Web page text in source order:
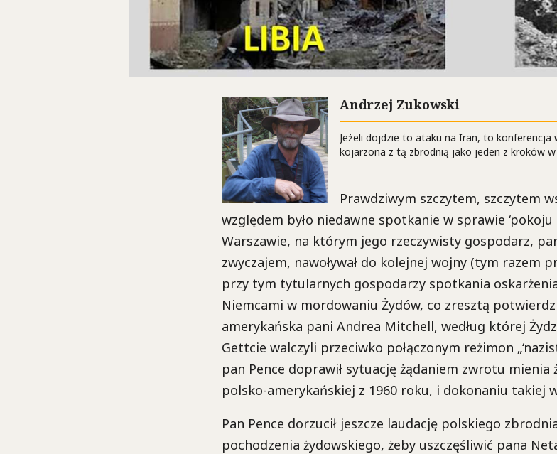
Andrzej Zukowski
Jeżeli dojdzie to ataku na Iran, to konferencja
kojarzona z tą zbrodnią jako jeden z kroków
Prawdziwym szczytem, szczytem
względem było niedawne spotkanie w sprawie ‘pokoju
Warszawie, na którym jego rzeczywisty gospodarz,
zwyczajem, nawoływał do kolejnej wojny (tym razem
przy tym tytularnych gospodarzy spotkania
Niemcami w mordowaniu Żydów, co zresztą
amerykańska pani Andrea Mitchell, według której
Gettcie walczyli przeciwko połączonym reżimon
pan Pence doprawił sytuację żądaniem zwrotu
polsko-amerykańskiej z 1960 roku, i dokonaniu takiej
Pan Pence dorzucił jeszcze laudację polskiego
pochodzenia żydowskiego, żeby uszczęśliwić pana